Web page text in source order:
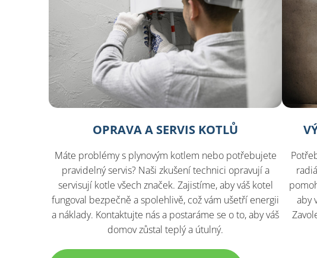
OPRAVA A SERVIS KOTLŮ
Máte problémy s plynovým kotlem nebo potřebujete
pravidelný servis? Naši zkušení technici opravují a
servisují kotle všech značek. Zajistíme, aby váš kotel
fungoval bezpečně a spolehlivě, což vám ušetří energii
a náklady. Kontaktujte nás a postaráme se o to, aby váš
domov zůstal teplý a útulný.
aby